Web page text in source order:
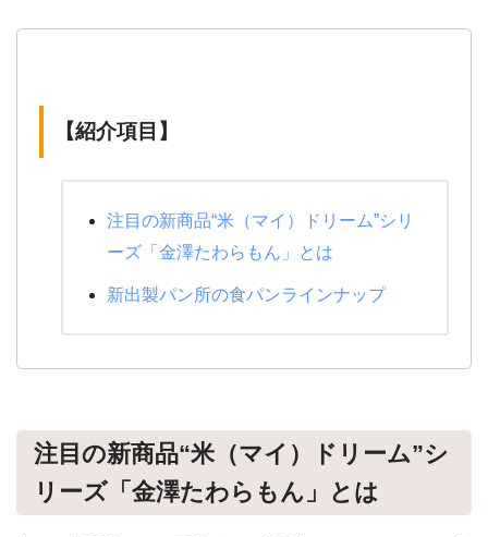
【紹介項目】
注目の新商品“米（マイ）ドリーム”シリ
ーズ「金澤たわらもん」とは
新出製パン所の食パンラインナップ
注目の新商品“米（マイ）ドリーム”シ
リーズ「金澤たわらもん」とは